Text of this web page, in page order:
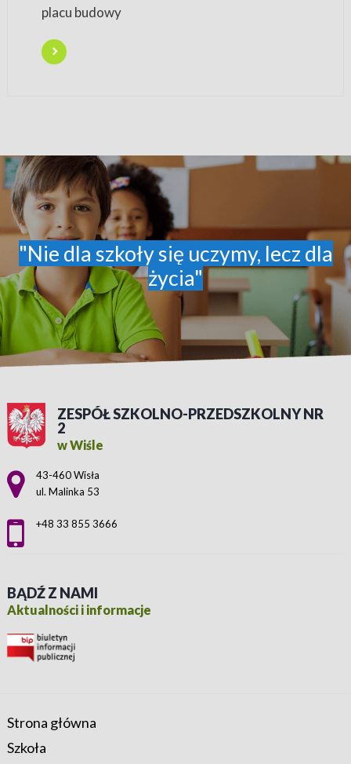
placu budowy
"Nie dla szkoły się uczymy, lecz dla
życia"
ZESPÓŁ SZKOLNO-PRZEDSZKOLNY NR
2
w Wiśle
Adres pocztowy:
43-460 Wisła
ul. Malinka 53
+48 33 855 3666
BĄDŹ Z NAMI
Aktualności i informacje
Strona główna
Szkoła